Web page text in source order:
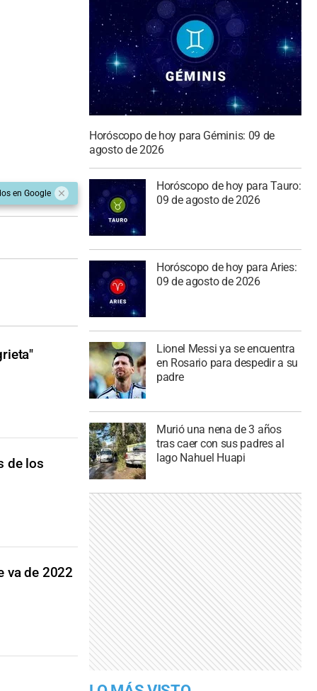
en Google
de los
va de 2022
Horóscopo de hoy para Géminis: 09 de
agosto de 2026
Horóscopo de hoy para Tauro:
09 de agosto de 2026
Horóscopo de hoy para Aries:
09 de agosto de 2026
Lionel Messi ya se encuentra
en Rosario para despedir a su
padre
Murió una nena de 3 años
tras caer con sus padres al
lago Nahuel Huapi